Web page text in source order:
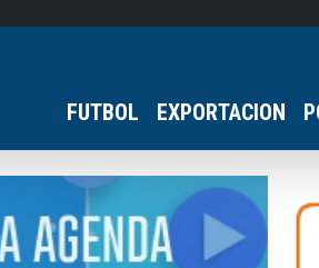
FUTBOL EXPORTACION